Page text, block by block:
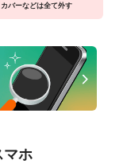
カバーなどは全て外す
マホ